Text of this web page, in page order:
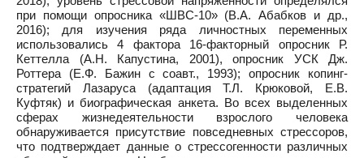
при помощи опросника «ШВС-10» (В.А. Абабков и др.,
2016); для изучения ряда личностных переменных
использовались 4 фактора 16-факторный опросник Р.
Кеттелла (А.Н. Капустина, 2001), опросник УСК Дж.
Роттера (Е.Ф. Бажин с соавт., 1993); опросник копинг-
стратегий Лазаруса (адаптация Т.Л. Крюковой, Е.В.
Куфтяк) и биографическая анкета. Во всех выделенных
сферах жизнедеятельности взрослого человека
обнаруживается присутствие повседневных стрессоров,
что подтверждает данные о стрессогенности различных